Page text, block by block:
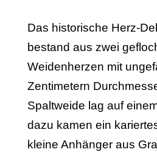
Das historische Herz-
bestand aus zwei
Weidenherzen mit
Zentimetern
Spaltweide lag auf
dazu kamen ein
kleine Anhänger aus